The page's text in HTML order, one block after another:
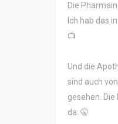
Die
Ich hab das
📺
Und die
sind auch
gesehen.
da. 🤫